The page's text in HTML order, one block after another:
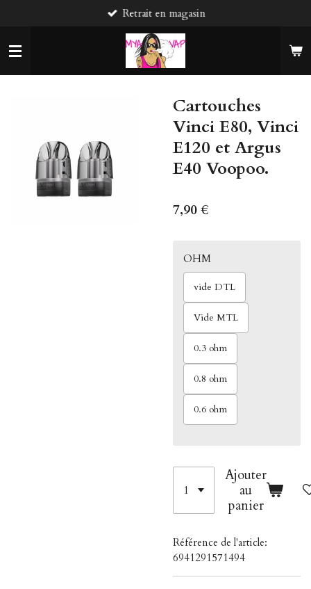
contenu
principal
Retrait en magasin
Cartouches
Vinci E80, Vinci
E120 et Argus
E40 Voopoo.
7,90 €
OHM
vide DTL
Vide MTL
0.3 ohm
0.8 ohm
0.6 ohm
Ajouter
au
panier
Référence de l'article:
6941291571494